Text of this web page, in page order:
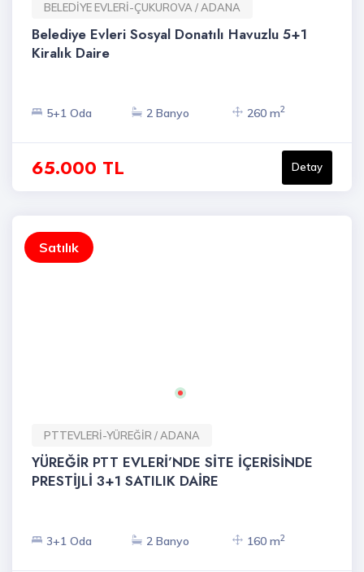
BELEDİYE EVLERİ-ÇUKUROVA / ADANA
Belediye Evleri Sosyal Donatılı Havuzlu 5+1
Kiralık Daire
5+1 Oda 2 Banyo 260 m2
65.000 TL Detay
Satılık
PTTEVLERİ-YÜREĞİR / ADANA
YÜREĞİR PTT EVLERİ’NDE SİTE İÇERİSİNDE
PRESTİJLİ 3+1 SATILIK DAİRE
3+1 Oda 2 Banyo 160 m2